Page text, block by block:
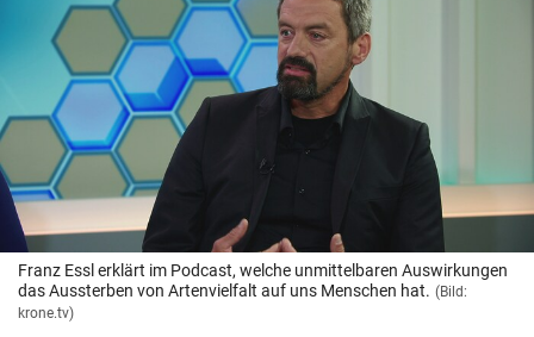
Franz Essl erklärt im Podcast, welche unmittelbaren Auswirkungen
das Aussterben von Artenvielfalt auf uns Menschen hat. (Bild:
krone.tv)